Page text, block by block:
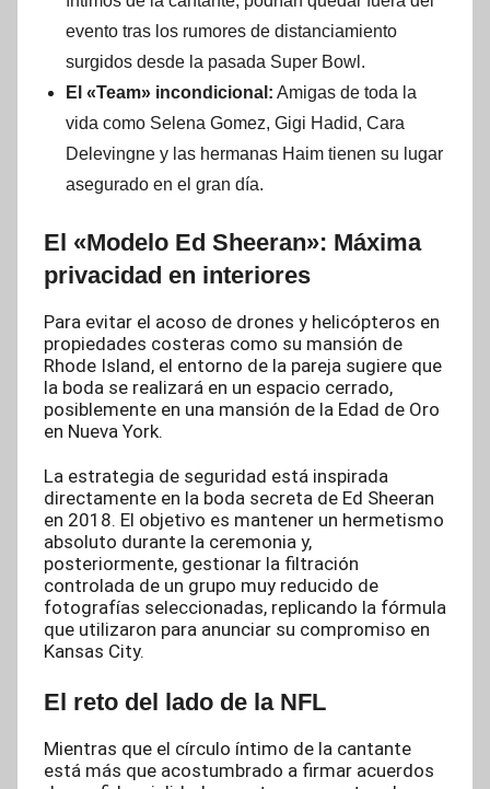
evento tras los rumores de distanciamiento
surgidos desde la pasada Super Bowl.
El «Team» incondicional: Amigas de toda la
vida como Selena Gomez, Gigi Hadid, Cara
Delevingne y las hermanas Haim tienen su lugar
asegurado en el gran día.
El «Modelo Ed Sheeran»: Máxima
privacidad en interiores
Para evitar el acoso de drones y helicópteros en
propiedades costeras como su mansión de
Rhode Island, el entorno de la pareja sugiere que
la boda se realizará en un espacio cerrado,
posiblemente en una mansión de la Edad de Oro
en Nueva York.
La estrategia de seguridad está inspirada
directamente en la boda secreta de Ed Sheeran
en 2018. El objetivo es mantener un hermetismo
absoluto durante la ceremonia y,
posteriormente, gestionar la filtración
controlada de un grupo muy reducido de
fotografías seleccionadas, replicando la fórmula
que utilizaron para anunciar su compromiso en
Kansas City.
El reto del lado de la NFL
Mientras que el círculo íntimo de la cantante
está más que acostumbrado a firmar acuerdos